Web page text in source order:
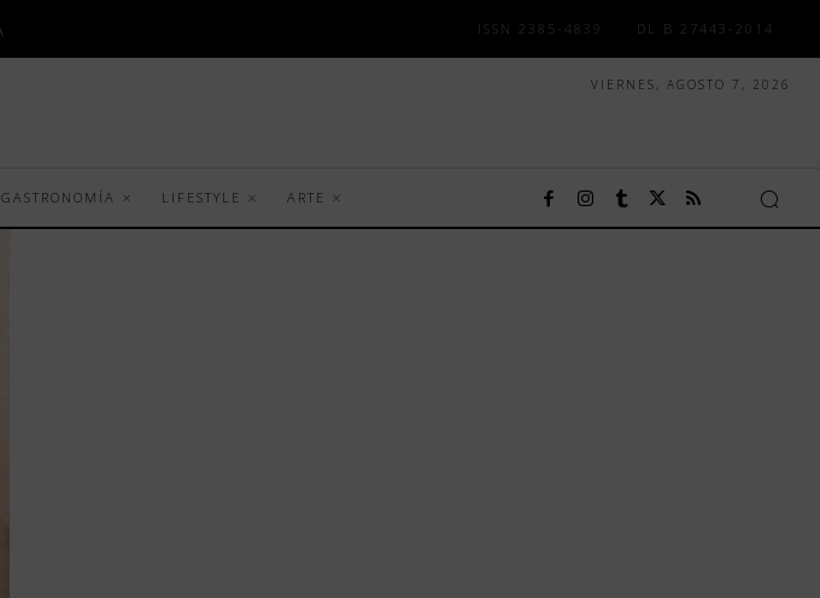
ISSN 2385-4839 DL B 27443-2014
VIERNES, AGOSTO 7, 2026
GASTRONOMÍA LIFESTYLE ARTE